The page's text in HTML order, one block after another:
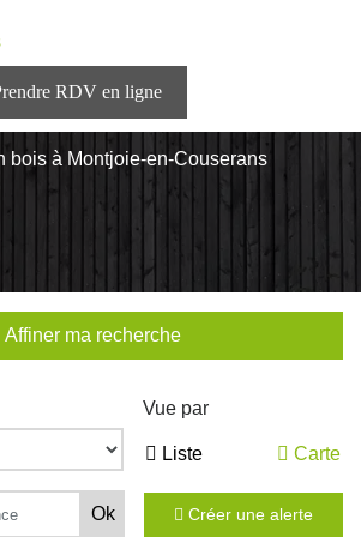
bois à Montjoie-en-Couserans
Affiner ma recherche
Vue par
Liste Carte
Créer une alerte